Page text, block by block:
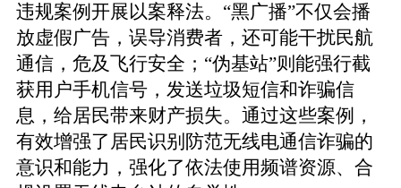
违规案例开展以案释法。“黑广播”不仅会播
放虚假广告，误导消费者，还可能干扰民航
通信，危及飞行安全；“伪基站”则能强行截
获用户手机信号，发送垃圾短信和诈骗信
息，给居民带来财产损失。通过这些案例，
有效增强了居民识别防范无线电通信诈骗的
意识和能力，强化了依法使用频谱资源、合